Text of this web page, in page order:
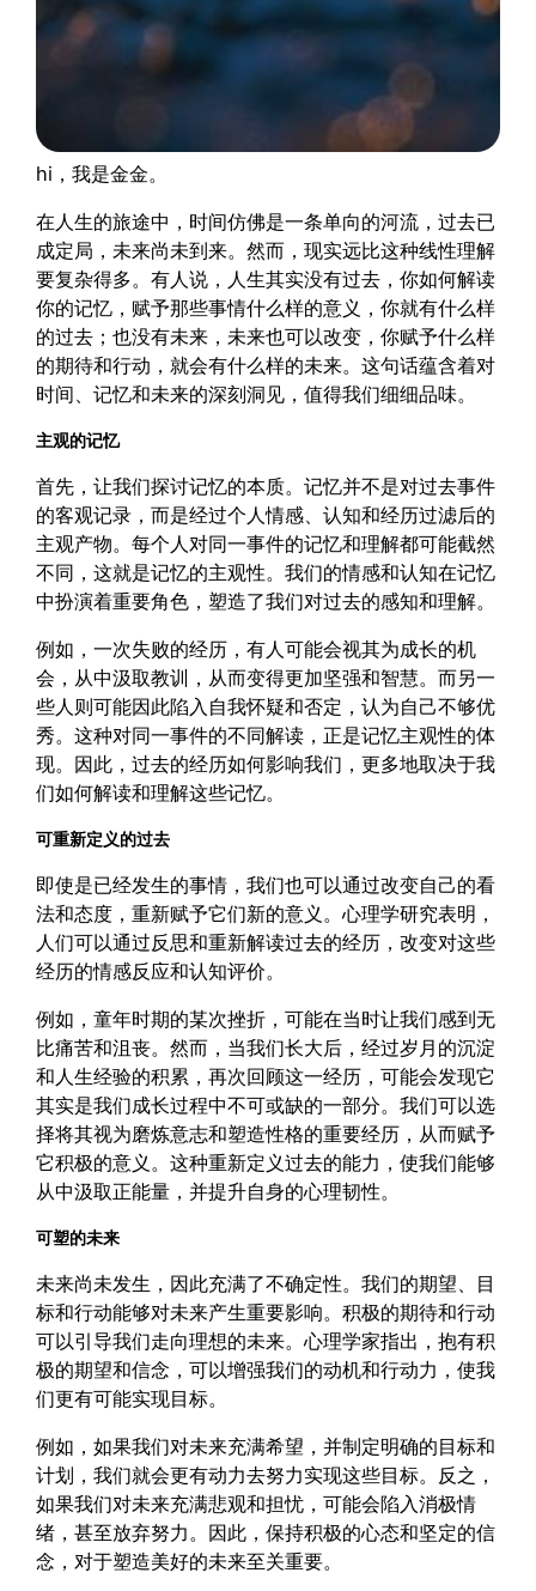
hi，我是金金。
在人生的旅途中，时间仿佛是一条单向的河流，过去已
成定局，未来尚未到来。然而，现实远比这种线性理解
要复杂得多。有人说，人生其实没有过去，你如何解读
你的记忆，赋予那些事情什么样的意义，你就有什么样
的过去；也没有未来，未来也可以改变，你赋予什么样
的期待和行动，就会有什么样的未来。这句话蕴含着对
时间、记忆和未来的深刻洞见，值得我们细细品味。
主观的记忆
首先，让我们探讨记忆的本质。记忆并不是对过去事件
的客观记录，而是经过个人情感、认知和经历过滤后的
主观产物。每个人对同一事件的记忆和理解都可能截然
不同，这就是记忆的主观性。我们的情感和认知在记忆
中扮演着重要角色，塑造了我们对过去的感知和理解。
例如，一次失败的经历，有人可能会视其为成长的机
会，从中汲取教训，从而变得更加坚强和智慧。而另一
些人则可能因此陷入自我怀疑和否定，认为自己不够优
秀。这种对同一事件的不同解读，正是记忆主观性的体
现。因此，过去的经历如何影响我们，更多地取决于我
们如何解读和理解这些记忆。
可重新定义的过去
即使是已经发生的事情，我们也可以通过改变自己的看
法和态度，重新赋予它们新的意义。心理学研究表明，
人们可以通过反思和重新解读过去的经历，改变对这些
经历的情感反应和认知评价。
例如，童年时期的某次挫折，可能在当时让我们感到无
比痛苦和沮丧。然而，当我们长大后，经过岁月的沉淀
和人生经验的积累，再次回顾这一经历，可能会发现它
其实是我们成长过程中不可或缺的一部分。我们可以选
择将其视为磨炼意志和塑造性格的重要经历，从而赋予
它积极的意义。这种重新定义过去的能力，使我们能够
从中汲取正能量，并提升自身的心理韧性。
可塑的未来
未来尚未发生，因此充满了不确定性。我们的期望、目
标和行动能够对未来产生重要影响。积极的期待和行动
可以引导我们走向理想的未来。心理学家指出，抱有积
极的期望和信念，可以增强我们的动机和行动力，使我
们更有可能实现目标。
例如，如果我们对未来充满希望，并制定明确的目标和
计划，我们就会更有动力去努力实现这些目标。反之，
如果我们对未来充满悲观和担忧，可能会陷入消极情
绪，甚至放弃努力。因此，保持积极的心态和坚定的信
念，对于塑造美好的未来至关重要。